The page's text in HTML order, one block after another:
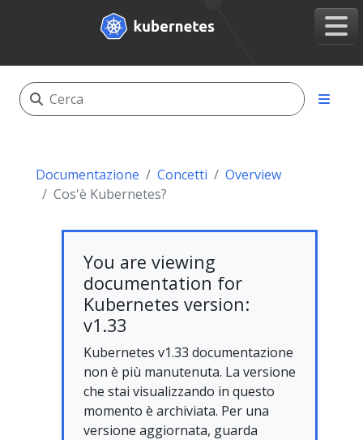
Documentazione Concetti
Overview
Cos'è Kubernetes?
You are viewing
documentation for
Kubernetes version:
v1.33
Kubernetes v1.33 documentazione
non è più manutenuta. La versione
che stai visualizzando in questo
momento è archiviata. Per una
versione aggiornata, guarda